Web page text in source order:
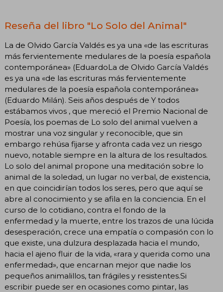
Reseña del libro "Lo Solo del Animal"
La de Olvido García Valdés es ya una «de las escrituras
más fervientemente medulares de la poesía española
contemporánea» (EduardoLa de Olvido García Valdés
es ya una «de las escrituras más fervientemente
medulares de la poesía española contemporánea»
(Eduardo Milán). Seis años después de Y todos
estábamos vivos , que mereció el Premio Nacional de
Poesía, los poemas de Lo solo del animal vuelven a
mostrar una voz singular y reconocible, que sin
embargo rehúsa fijarse y afronta cada vez un riesgo
nuevo, notable siempre en la altura de los resultados.
Lo solo del animal propone una meditación sobre lo
animal de la soledad, un lugar no verbal, de existencia,
en que coincidirían todos los seres, pero que aquí se
abre al conocimiento y se afila en la conciencia. En el
curso de lo cotidiano, contra el fondo de la
enfermedad y la muerte, entre los trazos de una lúcida
desesperación, crece una empatía o compasión con lo
que existe, una dulzura desplazada hacia el mundo,
hacia el ajeno fluir de la vida, «rara y querida como una
enfermedad», que encarnan mejor que nadie los
pequeños animalillos, tan frágiles y resistentes.Si
escribir puede ser en ocasiones como pintar, las